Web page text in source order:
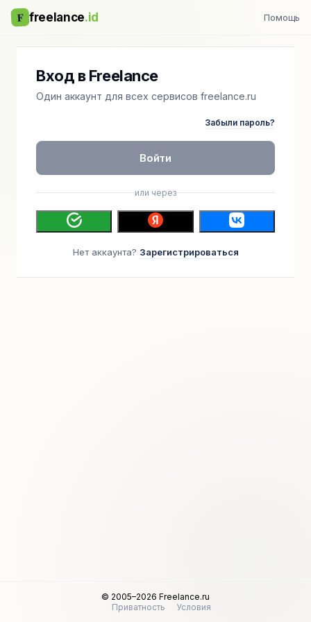
F freelance.id Помощь
Вход в Freelance
Один аккаунт для всех сервисов freelance.ru
Забыли пароль?
Войти
или через
Нет аккаунта? Зарегистрироваться
© 2005–2026 Freelance.ru
Приватность
Условия